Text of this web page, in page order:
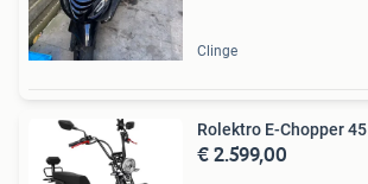
Clinge
Rolektro E-Chopper 45
€ 2.599,00